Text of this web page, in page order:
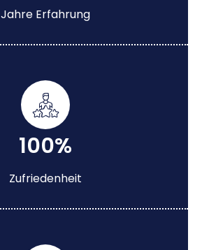
Jahre Erfahrung
100%
Zufriedenheit